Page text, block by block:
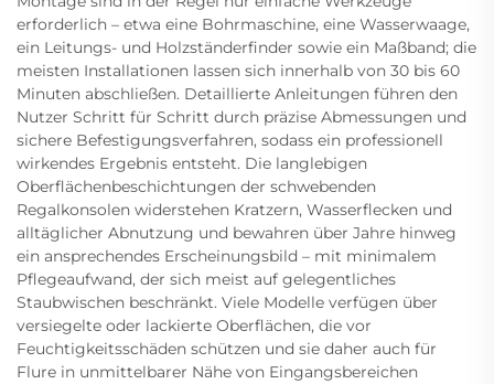
erforderlich – etwa eine Bohrmaschine, eine Wasserwaage,
ein Leitungs- und Holzständerfinder sowie ein Maßband; die
meisten Installationen lassen sich innerhalb von 30 bis 60
Minuten abschließen. Detaillierte Anleitungen führen den
Nutzer Schritt für Schritt durch präzise Abmessungen und
sichere Befestigungsverfahren, sodass ein professionell
wirkendes Ergebnis entsteht. Die langlebigen
Oberflächenbeschichtungen der schwebenden
Regalkonsolen widerstehen Kratzern, Wasserflecken und
alltäglicher Abnutzung und bewahren über Jahre hinweg
ein ansprechendes Erscheinungsbild – mit minimalem
Pflegeaufwand, der sich meist auf gelegentliches
Staubwischen beschränkt. Viele Modelle verfügen über
versiegelte oder lackierte Oberflächen, die vor
Feuchtigkeitsschäden schützen und sie daher auch für
Flure in unmittelbarer Nähe von Eingangsbereichen